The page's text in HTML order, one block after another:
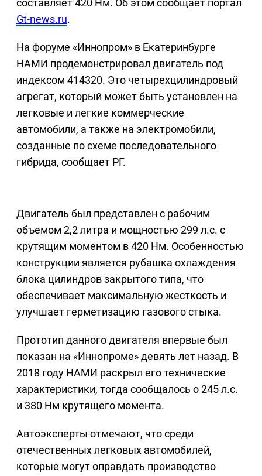
составляет 420 Нм. Об этом сообщает портал
Gt-news.ru.
На форуме «Иннопром» в Екатеринбурге
НАМИ продемонстрировал двигатель под
индексом 414320. Это четырехцилиндровый
агрегат, который может быть установлен на
легковые и легкие коммерческие
автомобили, а также на электромобили,
созданные по схеме последовательного
гибрида, сообщает РГ.
Двигатель был представлен с рабочим
объемом 2,2 литра и мощностью 299 л.с. с
крутящим моментом в 420 Нм. Особенностью
конструкции является рубашка охлаждения
блока цилиндров закрытого типа, что
обеспечивает максимальную жесткость и
улучшает герметизацию газового стыка.
Прототип данного двигателя впервые был
показан на «Иннопроме» девять лет назад. В
2018 году НАМИ раскрыл его технические
характеристики, тогда сообщалось о 245 л.с.
и 380 Нм крутящего момента.
Автоэксперты отмечают, что среди
отечественных легковых автомобилей,
которые могут оправдать производство